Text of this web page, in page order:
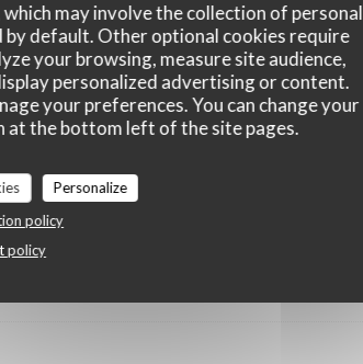
may involve the collection of personal
default. Other optional cookies require
your browsing, measure site audience,
personalized advertising or content.
your preferences. You can change your
at the bottom left of the site pages.
Personalize
policy
policy